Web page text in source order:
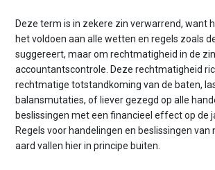
Deze term is in zekere zin verwarrend, want
het voldoen aan alle wetten en regels zoals
suggereert, maar om rechtmatigheid in de
accountantscontrole. Deze rechtmatigheid
rechtmatige totstandkoming van de baten,
balansmutaties, of liever gezegd op alle
beslissingen met een financieel effect op de
Regels voor handelingen en beslissingen van
aard vallen hier in principe buiten.